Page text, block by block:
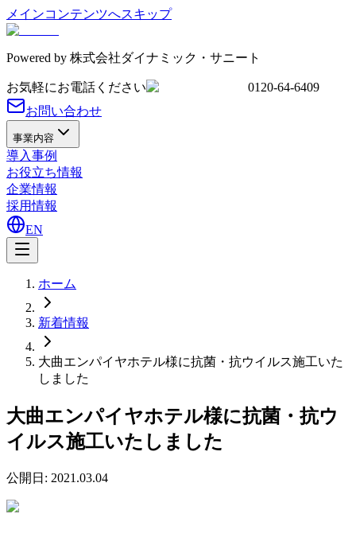
メインコンテンツへスキップ
Powered by 株式会社ダイナミック・サニート
お気軽にお電話ください
0120-64-6409
お問い合わせ
事業内容
導入事例
お役立ち情報
企業情報
採用情報
EN
ホーム
新着情報
大曲エンパイヤホテル様に抗菌・抗ウイルス施工いた
しました
大曲エンパイヤホテル様に抗菌・抗ウ
イルス施工いたしました
公開日: 2021.03.04